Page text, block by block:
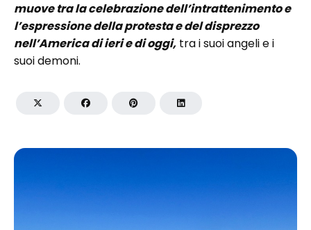
muove tra la celebrazione dell’intrattenimento e
l’espressione della protesta e del disprezzo
nell’America di ieri e di oggi, tra i suoi angeli e i
suoi demoni.